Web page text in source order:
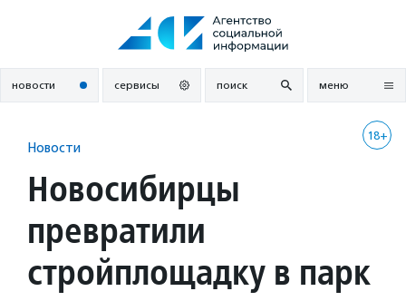
новости сервисы поиск меню
18+
Новости
Новосибирцы
превратили
стройплощадку в парк